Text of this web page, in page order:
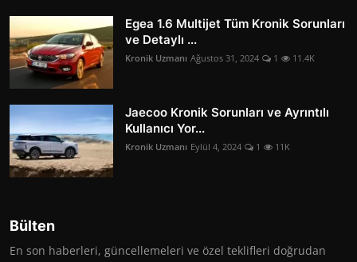
Egea 1.6 Multijet Tüm Kronik Sorunları
ve Detaylı ...
Kronik Uzmanı Ağustos 31, 2024 1 11.4K
Jaecoo Kronik Sorunları ve Ayrıntılı
Kullanıcı Yor...
Kronik Uzmanı Eylül 4, 2024 1 11K
Bülten
En son haberleri, güncellemeleri ve özel teklifleri doğrudan